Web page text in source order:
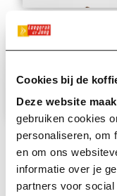
Cookies bij de
Deze website
gebruiken cookies
personaliseren, om
en om ons
informatie over je
partners voor
Scenario’s
rekening